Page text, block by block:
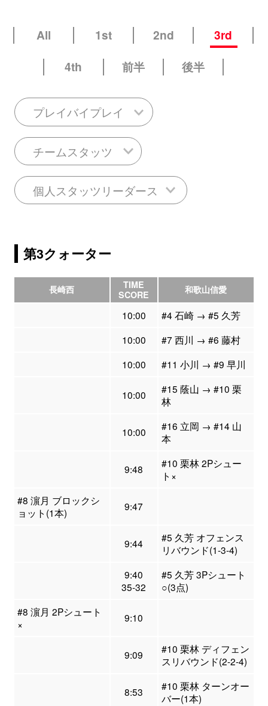
All 1st 2nd
3rd
4th
前半 後半
プレイバイプレイ
チームスタッツ
個人スタッツリーダース
第3クォーター
長崎西
TIME
SCORE
和歌山信愛
10:00
#4 石崎 → #5 久芳
10:00
#7 西川 → #6 藤村
10:00
#11 小川 → #9 早川
10:00
#15 蔭山 → #10 栗
林
10:00
#16 立岡 → #14 山
本
9:48
#10 栗林 2Pシュー
ト×
#8 濵月 ブロックシ
ョット(1本)
9:47
9:44
#5 久芳 オフェンス
リバウンド(1-3-4)
9:40
35-32
#5 久芳 3Pシュート
○(3点)
#8 濵月 2Pシュート
×
9:10
9:09
#10 栗林 ディフェン
スリバウンド(2-2-4)
8:53
#10 栗林 ターンオー
バー(1本)